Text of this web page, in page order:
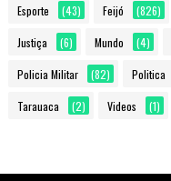
Esporte (43) Feijó (826)
Justiça (6) Mundo (4)
Policia Militar (82) Politica
Tarauaca (2) Videos (1)